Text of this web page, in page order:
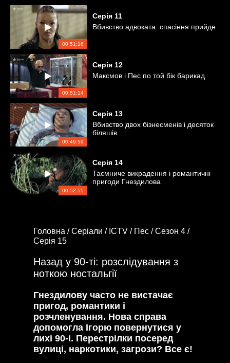
00:51:16
Серія 11
Вбивство адвоката: спасіння прийде
00:51:14
Серія 12
Максмов і Пес по той бік барикад
00:49:59
Серія 13
Вбивство двох бізнесменів і десяток
біляшів
00:52:55
Серія 14
Таємниче викрадення і романтичні
пригоди Гнездилова
Головна /Серіали / ICTV / Пес /Сезон 4 /
Серія 15
Назад у 90-ті: розслідування з
ноткою ностальгії
Гнездилову часто не вистачає
пригод, романтики і
розчленування. Нова справа
допомогла Ігорю повернутися у
лихі 90-і. Перестрілки посеред
вулиці, наркотики, загрози? Все є!